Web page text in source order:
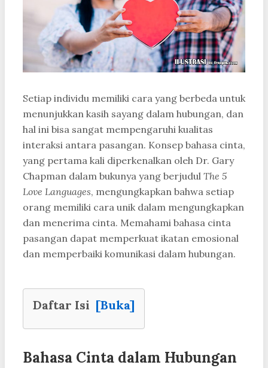
Setiap individu memiliki cara yang berbeda untuk
menunjukkan kasih sayang dalam hubungan, dan
hal ini bisa sangat mempengaruhi kualitas
interaksi antara pasangan. Konsep bahasa cinta,
yang pertama kali diperkenalkan oleh Dr. Gary
Chapman dalam bukunya yang berjudul The 5
Love Languages, mengungkapkan bahwa setiap
orang memiliki cara unik dalam mengungkapkan
dan menerima cinta. Memahami bahasa cinta
pasangan dapat memperkuat ikatan emosional
dan memperbaiki komunikasi dalam hubungan.
Daftar Isi [Buka]
Bahasa Cinta dalam Hubungan